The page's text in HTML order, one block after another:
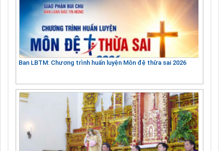
Ban LBTM: Chương trình huấn luyện Môn đệ thừa sai 2026